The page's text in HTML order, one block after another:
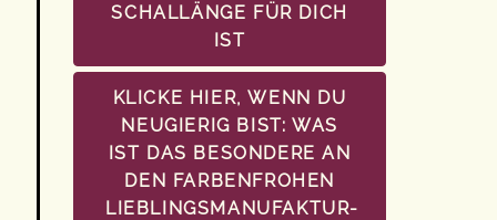
SCHALLÄNGE FÜR DICH
IST
KLICKE HIER, WENN DU
NEUGIERIG BIST: WAS
IST DAS BESONDERE AN
DEN FARBENFROHEN
LIEBLINGSMANUFAKTUR-